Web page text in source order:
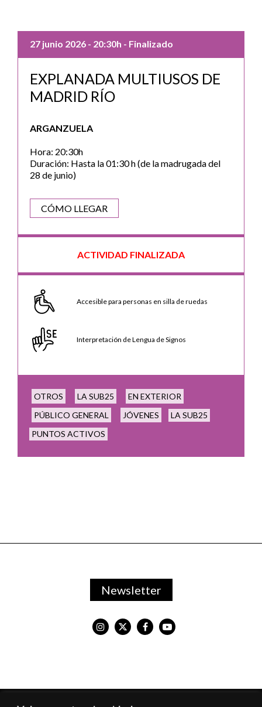
27 junio 2026 - 20:30h - Finalizado
EXPLANADA MULTIUSOS DE
MADRID RÍO
ARGANZUELA
Hora: 20:30h
Duración: Hasta la 01:30 h (de la madrugada del
28 de junio)
CÓMO LLEGAR
ACTIVIDAD FINALIZADA
Accesible para personas en silla de ruedas
Interpretación de Lengua de Signos
OTROS LA SUB25
EN EXTERIOR
PÚBLICO GENERAL
JÓVENES
LA SUB25
PUNTOS ACTIVOS
Newsletter